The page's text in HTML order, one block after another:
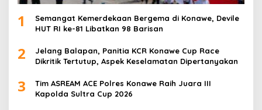
1
Semangat Kemerdekaan Bergema di Konawe, Devile
HUT RI ke-81 Libatkan 98 Barisan
2
Jelang Balapan, Panitia KCR Konawe Cup Race
Dikritik Tertutup, Aspek Keselamatan Dipertanyakan
3
Tim ASREAM ACE Polres Konawe Raih Juara III
Kapolda Sultra Cup 2026